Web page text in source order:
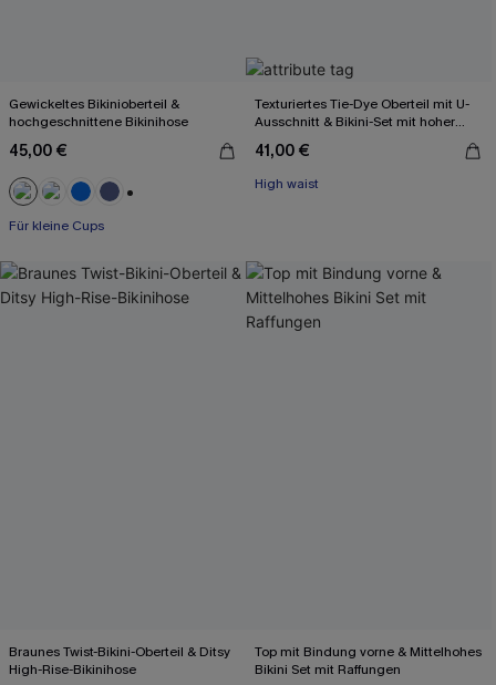
Gewickeltes Bikinioberteil &
hochgeschnittene Bikinihose
45,00 €
Für kleine Cups
Texturiertes Tie-Dye Oberteil mit U-
Ausschnitt & Bikini-Set mit hoher
41,00 €
High waist
Braunes Twist-Bikini-Oberteil & Ditsy
High-Rise-Bikinihose
Top mit Bindung vorne & Mittelhohes
Bikini Set mit Raffungen